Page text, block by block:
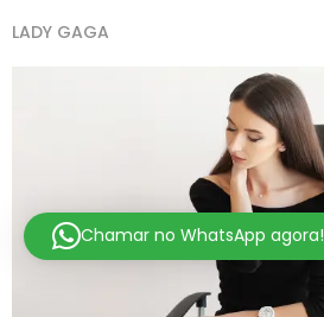
LADY GAGA
Chamar no WhatsApp agora!